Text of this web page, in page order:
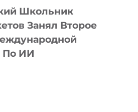
Школьник
Занял Второе
По ИИ